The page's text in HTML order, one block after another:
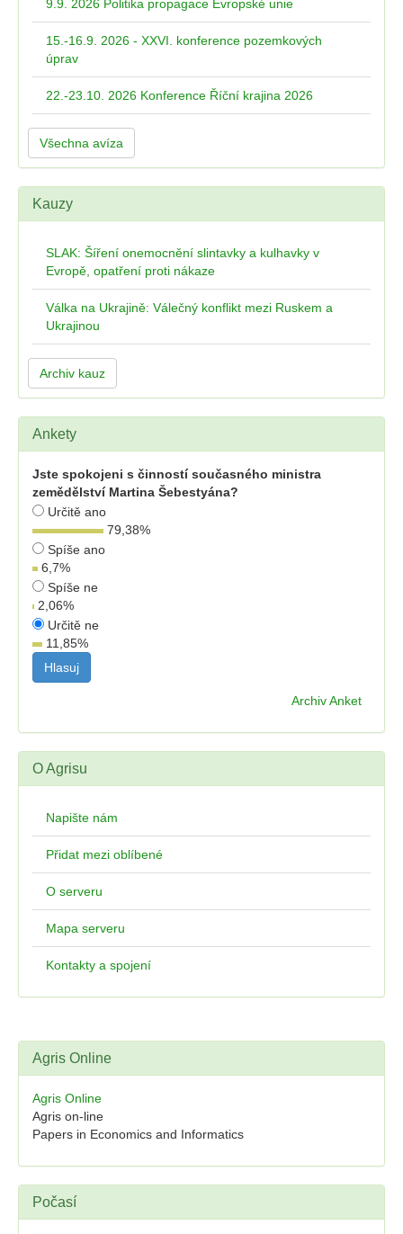
9.9. 2026 Politika propagace Evropské unie
15.-16.9. 2026 - XXVI. konference pozemkových
úprav
22.-23.10. 2026 Konference Říční krajina 2026
Všechna avíza
Kauzy
SLAK: Šíření onemocnění slintavky a kulhavky v
Evropě, opatření proti nákaze
Válka na Ukrajině: Válečný konflikt mezi Ruskem a
Ukrajinou
Archiv kauz
Ankety
Jste spokojeni s činností současného ministra
zemědělství Martina Šebestyána?
Určitě ano
79,38%
Spíše ano
6,7%
Spíše ne
2,06%
Určitě ne
11,85%
Archiv Anket
O Agrisu
Napište nám
Přidat mezi oblíbené
O serveru
Mapa serveru
Kontakty a spojení
Agris Online
Agris Online
Agris on-line
Papers in Economics and Informatics
Počasí